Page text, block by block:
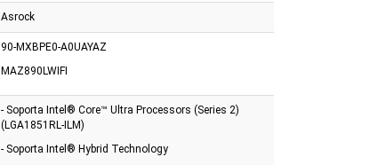
Asrock
90-MXBPE0-A0UAYAZ
MAZ890LWIFI
- Soporta Intel® Core™ Ultra Processors (Series 2)
(LGA1851RL-ILM)
- Soporta Intel® Hybrid Technology